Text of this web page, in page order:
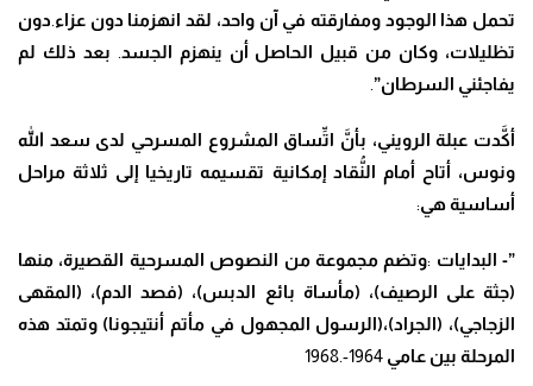
تحمل هذا الوجود ومفارقته في آن واحد، لقد انهزمنا دون عزاء دون
تظليلات، وكان من قبيل الحاصل أن ينهزم الجسد بعد ذلك لم
يفاجئني السرطان”
أكَّدت عبلة الرويني، بأنَّ اتِّساق المشروع المسرحي لدى سعد الله
ونوس، أتاح أمام النُّقاد إمكانية تقسيمه تاريخيا إلى ثلاثة مراحل
أساسية هي:
”- البدايات :وتضم مجموعة من النصوص المسرحية القصيرة، منها
(جثة على الرصيف)، (مأساة بائع الدبس)، (فصد الدم)، (المقهى
الزجاجي)، (الجراد)،(الرسول المجهول في مأتم أنتيجونا) وتمتد هذه
المرحلة بين عامي 1964-.1968